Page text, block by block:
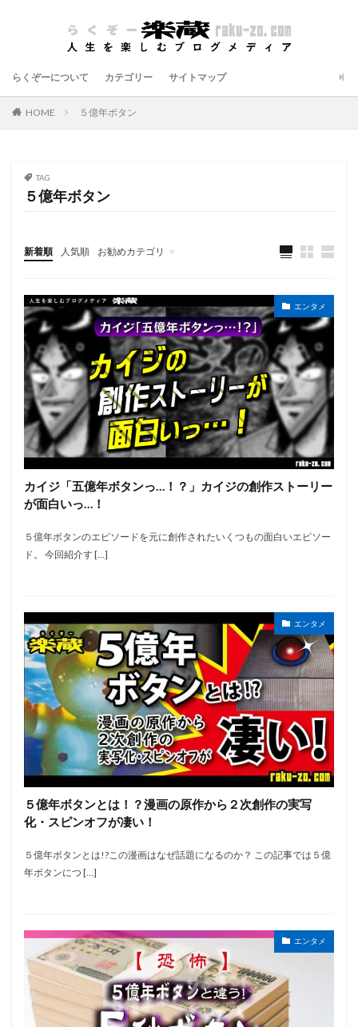
らくぞーについて カテゴリー サイトマップ
HOME ５億年ボタン
TAG
５億年ボタン
新着順 人気順 お勧めカテゴリ
エンタメ
IT
ビジネス・自己啓発
エンタメ
カイジ「五億年ボタンっ…！？」カイジの創作ストーリー
が面白いっ…！
５億年ボタンのエピソードを元に創作されたいくつもの面白いエピソー
ド。 今回紹介す […]
エンタメ
５億年ボタンとは！？漫画の原作から２次創作の実写
化・スピンオフが凄い！
５億年ボタンとは!?この漫画はなぜ話題になるのか？ この記事では５億
年ボタンにつ […]
エンタメ